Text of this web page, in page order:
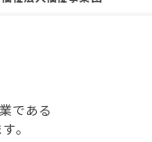
である
。